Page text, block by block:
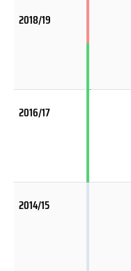
2018/19
2016/17
2014/15